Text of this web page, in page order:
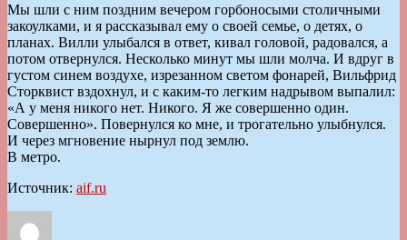
Мы шли с ним поздним вечером горбоносыми столичными
закоулками, и я рассказывал ему о своей семье, о детях, о
планах. Вилли улыбался в ответ, кивал головой, радовался, а
потом отвернулся. Несколько минут мы шли молча. И вдруг в
густом синем воздухе, изрезанном светом фонарей, Вильфрид
Сторквист вздохнул, и с каким-то легким надрывом выпалил:
«А у меня никого нет. Никого. Я же совершенно один.
Совершенно». Повернулся ко мне, и трогательно улыбнулся.
И через мгновение нырнул под землю.
В метро.
Источник: aif.ru